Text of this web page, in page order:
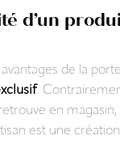
d’un
avantages de la
.
en
est une